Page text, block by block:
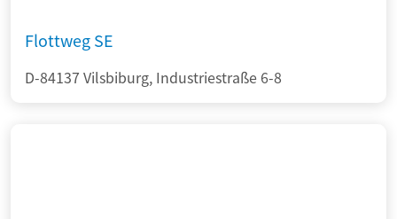
Flottweg SE
D-84137 Vilsbiburg, Industriestraße 6-8